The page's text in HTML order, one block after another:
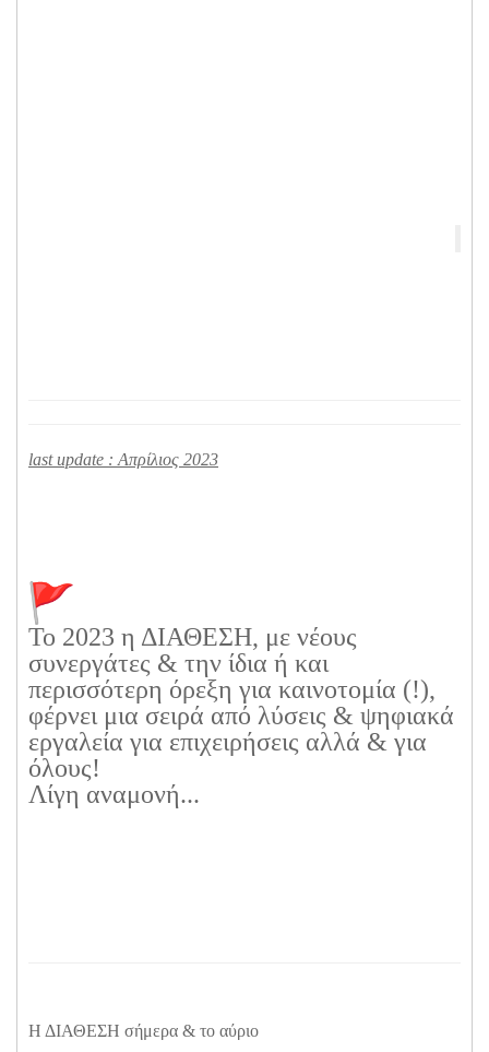
last update : Απρίλιος 2023
Το 2023 η ΔΙΑΘΕΣΗ, με νέους
συνεργάτες & την ίδια ή και
περισσότερη όρεξη για καινοτομία (!),
φέρνει μια σειρά από λύσεις & ψηφιακά
εργαλεία για επιχειρήσεις αλλά & για
όλους!
Λίγη αναμονή...
Η ΔΙΑΘΕΣΗ σήμερα & το αύριο